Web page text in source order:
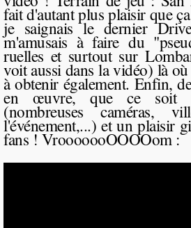
fait d'autant plus plaisir que
je saignais le dernier
m'amusais à faire du
ruelles et surtout sur
voit aussi dans la vidéo) là
à obtenir également. Enfin,
en œuvre, que ce soit
(nombreuses caméras,
l'événement,...) et un plaisir
fans ! VrooooooOOOOom :